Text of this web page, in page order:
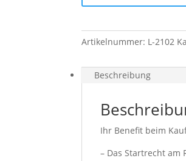
Artikelnummer: L-2102
Beschreibung
Ihr Benefit beim
– Das Startrecht am